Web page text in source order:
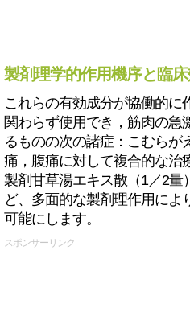
製剤理学的作用機序と臨
これらの有効成分が協働的に
関わらず使用でき，筋肉の急
るものの次の諸症：こむらが
痛，腹痛に対して複合的な治
製剤甘草湯エキス散（1／2量
ど、多面的な製剤理作用によ
可能にします。
スポンサーリンク